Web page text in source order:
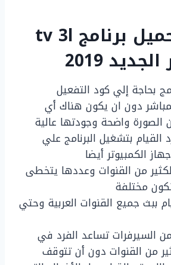
مميزات تحميل برنامج tv 3l
بحاجة إلي كود التفعيل
دون ان يكون هناك أي
واضحة وجودتها عالية
بتشغيل البرنامج علي
الكمبيوتر أيضا
من القنوات وعددها يتخطى
مختلفة
ببث جميع القنوات العربية وحتي
السيرفرات تساعد الفرد في
من القنوات دون أن تتوقف